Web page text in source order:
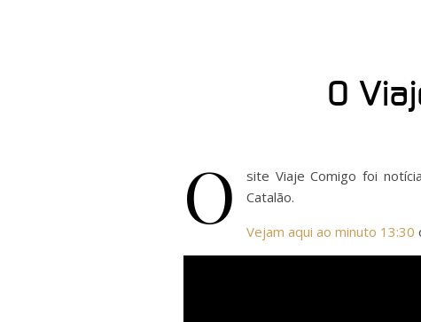
O
O
site Viaje Comigo foi
Catalão.
Vejam aqui ao minuto 13:30